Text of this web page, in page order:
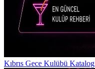
Kıbrıs Gece Kulübü Katalog